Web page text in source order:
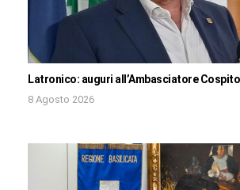
Latronico: auguri all’Ambasciatore Cospito
8 Agosto 2026